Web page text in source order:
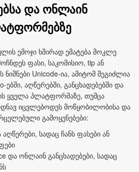
და ონლაინ
ემოჯი ხშირად ემატება მოკლე
ფასი, საკომისიო, tip ან
ნიშნები Unicode‑ია, ამიტომ შეგიძლია
აღწერებში, განცხადებებში და
ყველა პლატფორმაზე, თუმცა
იცვლებოდეს მოწყობილობისა და
გამოყენებები:
სადაც ჩანს ფასები ან
და ონლაინ განცხადებები, სადაც